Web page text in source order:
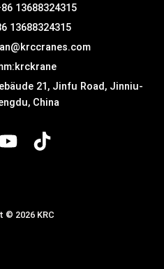
13688324315
13688324315
krckrane
21, Jinfu Road, Jinniu-
China
© 2026 KRC